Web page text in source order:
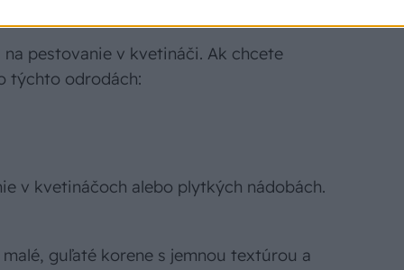
na pestovanie v kvetináči. Ak chcete
týchto odrodách:
v kvetináčoch alebo plytkých nádobách.
malé, guľaté korene s jemnou textúrou a